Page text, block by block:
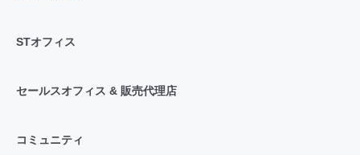
STオフィス
セールスオフィス & 販売代理店
コミュニティ